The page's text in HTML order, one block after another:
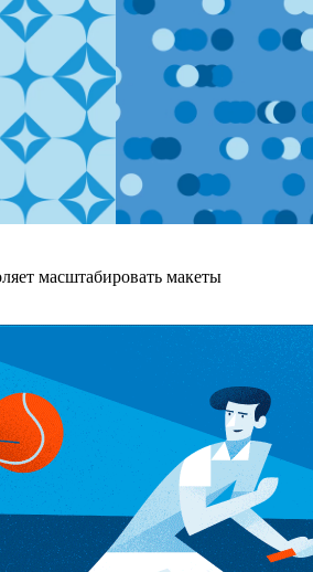
масштабировать макеты